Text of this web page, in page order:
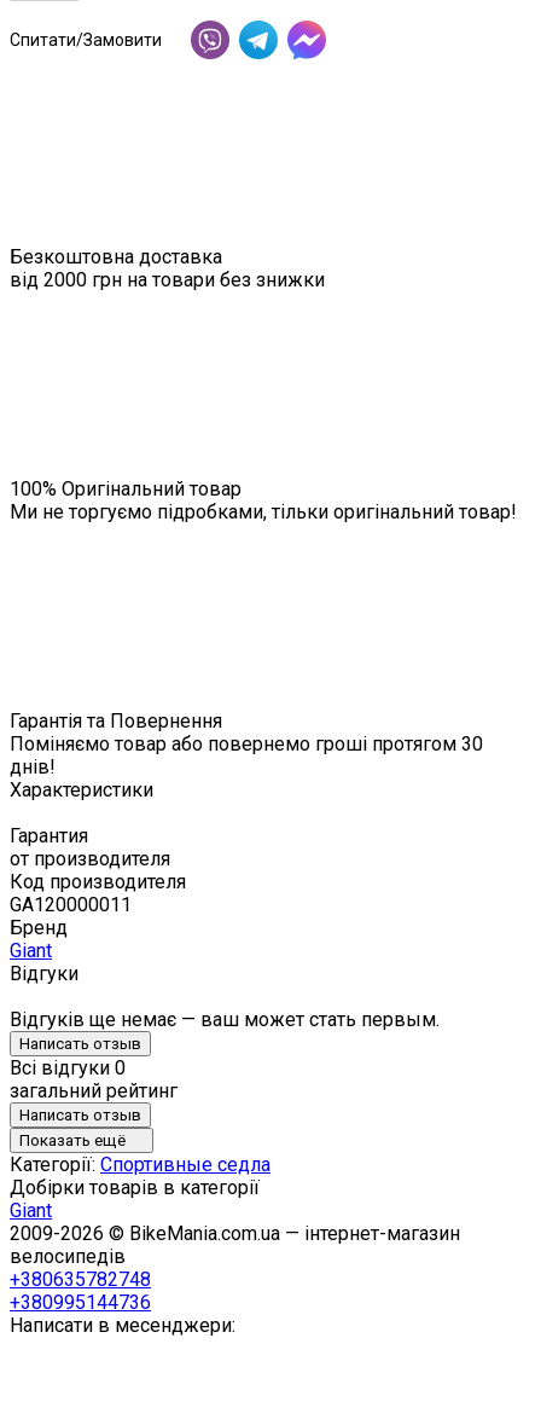
Спитати/Замовити
Безкоштовна доставка
від 2000 грн на товари без знижки
100% Оригінальний товар
Ми не торгуємо підробками, тільки оригінальний товар!
Гарантія та Повернення
Поміняємо товар або повернемо гроші протягом 30
днів!
Характеристики
Гарантия
от производителя
Код производителя
GA120000011
Бренд
Giant
Відгуки
Відгуків ще немає — ваш может стать первым.
Написать отзыв
Всі відгуки 0
загальний рейтинг
Написать отзыв
Показать ещё
Категорії: Спортивные седла
Добірки товарів в категорії
Giant
2009-2026 © BikeMania.com.ua — інтернет-магазин
велосипедів
+380635782748
+380995144736
Написати в месенджери: